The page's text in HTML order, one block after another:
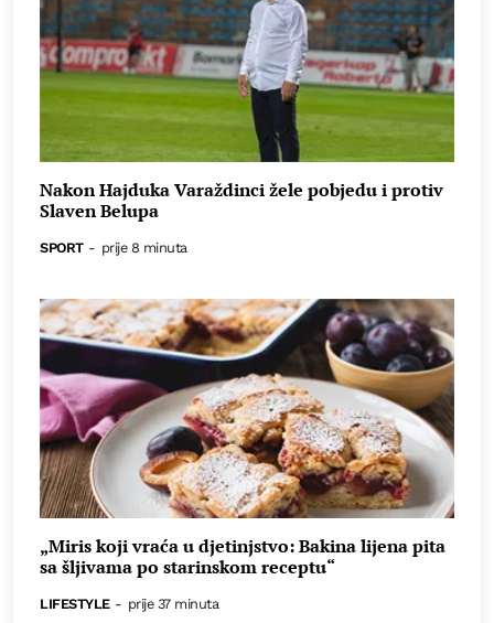
Nakon Hajduka Varaždinci žele pobjedu i protiv
Slaven Belupa
SPORT - prije 8 minuta
„Miris koji vraća u djetinjstvo: Bakina lijena pita
sa šljivama po starinskom receptu“
LIFESTYLE - prije 37 minuta